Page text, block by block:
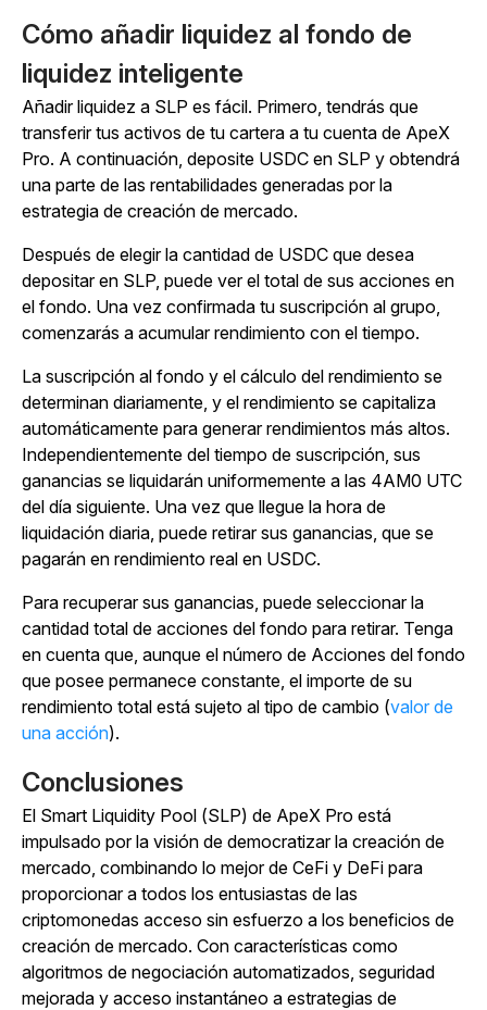
Cómo añadir liquidez al fondo de
liquidez inteligente
Añadir liquidez a SLP es fácil. Primero, tendrás que
transferir tus activos de tu cartera a tu cuenta de ApeX
Pro. A continuación, deposite USDC en SLP y obtendrá
una parte de las rentabilidades generadas por la
estrategia de creación de mercado.
Después de elegir la cantidad de USDC que desea
depositar en SLP, puede ver el total de sus acciones en
el fondo. Una vez confirmada tu suscripción al grupo,
comenzarás a acumular rendimiento con el tiempo.
La suscripción al fondo y el cálculo del rendimiento se
determinan diariamente, y el rendimiento se capitaliza
automáticamente para generar rendimientos más altos.
Independientemente del tiempo de suscripción, sus
ganancias se liquidarán uniformemente a las 4AM0 UTC
del día siguiente. Una vez que llegue la hora de
liquidación diaria, puede retirar sus ganancias, que se
pagarán en rendimiento real en USDC.
Para recuperar sus ganancias, puede seleccionar la
cantidad total de acciones del fondo para retirar. Tenga
en cuenta que, aunque el número de Acciones del fondo
que posee permanece constante, el importe de su
rendimiento total está sujeto al tipo de cambio (valor de
una acción).
Conclusiones
El Smart Liquidity Pool (SLP) de ApeX Pro está
impulsado por la visión de democratizar la creación de
mercado, combinando lo mejor de CeFi y DeFi para
proporcionar a todos los entusiastas de las
criptomonedas acceso sin esfuerzo a los beneficios de
creación de mercado. Con características como
algoritmos de negociación automatizados, seguridad
mejorada y acceso instantáneo a estrategias de